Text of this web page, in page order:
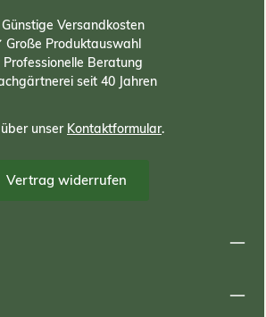
Versandkosten
Große Produktauswahl
Beratung
seit 40 Jahren
unser Kontaktformular.
Vertrag widerrufen